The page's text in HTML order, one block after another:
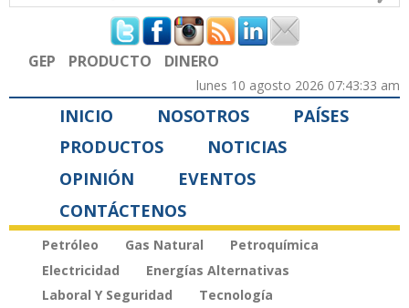
Formulario de búsqueda
GEP PRODUCTO DINERO
lunes 10 agosto 2026 07:43:33 am
INICIO NOSOTROS
PAÍSES
PRODUCTOS
NOTICIAS
OPINIÓN
EVENTOS
CONTÁCTENOS
Petróleo Gas Natural
Petroquímica
Electricidad
Energías Alternativas
Laboral Y Seguridad
Tecnología